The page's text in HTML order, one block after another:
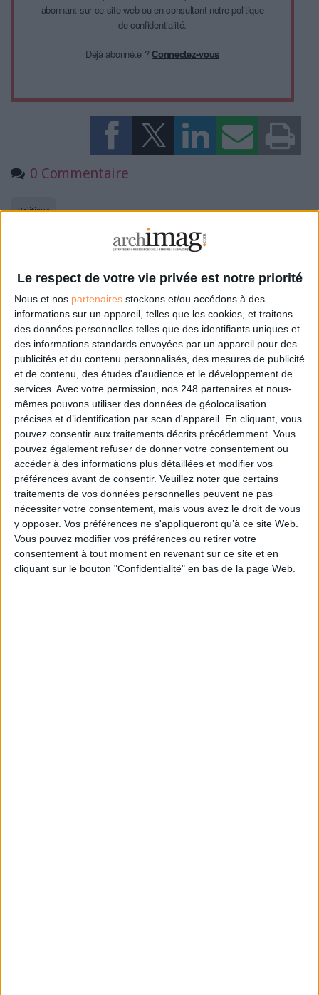
Le respect de votre vie privée est notre priorité
Nous et nos partenaires stockons et/ou accédons à des
informations sur un appareil, telles que les cookies, et traitons
des données personnelles telles que des identifiants uniques et
des informations standards envoyées par un appareil pour des
publicités et du contenu personnalisés, des mesures de publicité
et de contenu, des études d'audience et le développement de
services. Avec votre permission, nos 248 partenaires et nous-
mêmes pouvons utiliser des données de géolocalisation
précises et d’identification par scan d'appareil. En cliquant, vous
pouvez consentir aux traitements décrits précédemment. Vous
pouvez également refuser de donner votre consentement ou
accéder à des informations plus détaillées et modifier vos
préférences avant de consentir. Veuillez noter que certains
traitements de vos données personnelles peuvent ne pas
nécessiter votre consentement, mais vous avez le droit de vous
y opposer. Vos préférences ne s'appliqueront qu’à ce site Web.
Vous pouvez modifier vos préférences ou retirer votre
consentement à tout moment en revenant sur ce site et en
cliquant sur le bouton "Confidentialité" en bas de la page Web.
abonnant sur ce site web ou en consultant notre politique
de confidentialité.
Déjà abonné.e ?Connectez-vous
0 Commentaire
Politique
À LIRE SUR ARCHIMAG
La bibliothèque de Lille confie son récolement et
son catalogage à AureXus
71e Congrès de l’ABF : l’hospitalité comme fil rouge
Clara Chappaz pressentie pour rejoindre
Emmanuel Macron à l'Elysée